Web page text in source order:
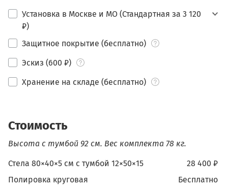
Установка в Москве и МО (Стандартная за 3 120
₽)
Защитное покрытие (бесплатно)
Эскиз (600 ₽)
Хранение на складе (бесплатно)
Стоимость
Высота с тумбой 92 см. Вес комплекта 78 кг.
28 400 ₽
Стела 80×40×5 см c тумбой 12×50×15
бесплатно
Полировка круговая